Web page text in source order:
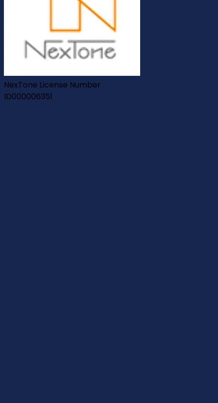
NexTone License Number
ID000006351